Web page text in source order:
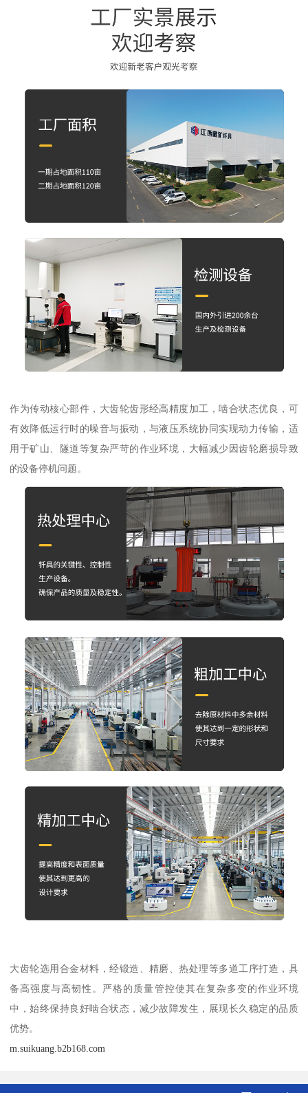
作为传动核心部件，大齿轮齿形经高精度加工，啮合状态优良，可
有效降低运行时的噪音与振动，与液压系统协同实现动力传输，适
用于矿山、隧道等复杂严苛的作业环境，大幅减少因齿轮磨损导致
的设备停机问题。
大齿轮选用合金材料，经锻造、精磨、热处理等多道工序打造，具
备高强度与高韧性。严格的质量管控使其在复杂多变的作业环境
中，始终保持良好啮合状态，减少故障发生，展现长久稳定的品质
优势。
m.suikuang.b2b168.com